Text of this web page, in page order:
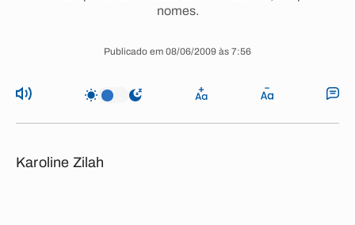
nomes.
Publicado em 08/06/2009 às 7:56
Karoline Zilah